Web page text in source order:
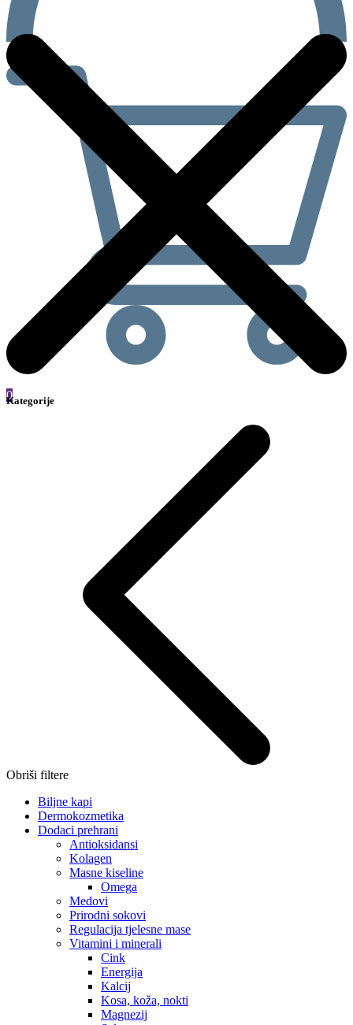
0
Kategorije
Obriši filtere
Biljne kapi
Dermokozmetika
Dodaci prehrani
Antioksidansi
Kolagen
Masne kiseline
Omega
Medovi
Prirodni sokovi
Regulacija tjelesne mase
Vitamini i minerali
Cink
Energija
Kalcij
Kosa, koža, nokti
Magnezij